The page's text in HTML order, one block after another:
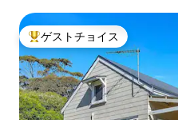
大好評のゲストチョイスです。
ゲストチョイス